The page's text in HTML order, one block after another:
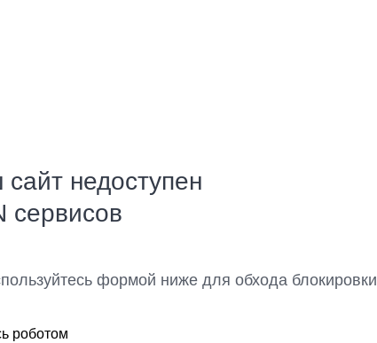
недоступен
сервисов
формой ниже для обхода блокировки
роботом